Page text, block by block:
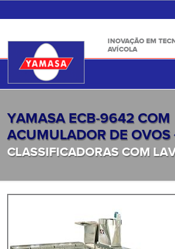
INOVAÇÃO EM
AVÍCOLA
YAMASA ECB-9642 COM
ACUMULADOR DE OVOS
CLASSIFICADORAS COM